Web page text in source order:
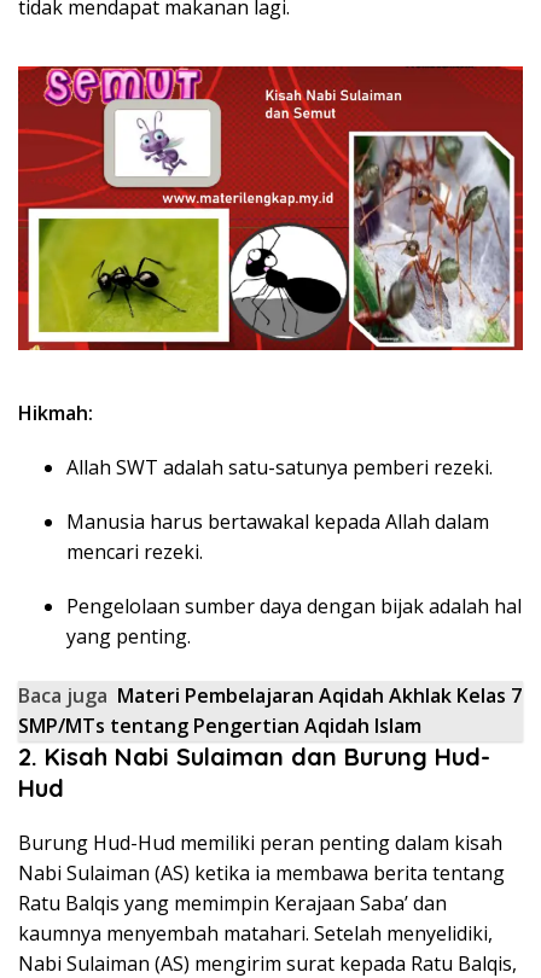
tidak mendapat makanan lagi.
Hikmah:
Allah SWT adalah satu-satunya pemberi rezeki.
Manusia harus bertawakal kepada Allah dalam
mencari rezeki.
Pengelolaan sumber daya dengan bijak adalah hal
yang penting.
Baca juga Materi Pembelajaran Aqidah Akhlak Kelas 7
SMP/MTs tentang Pengertian Aqidah Islam
2. Kisah Nabi Sulaiman dan Burung Hud-
Hud
Burung Hud-Hud memiliki peran penting dalam kisah
Nabi Sulaiman (AS) ketika ia membawa berita tentang
Ratu Balqis yang memimpin Kerajaan Saba’ dan
kaumnya menyembah matahari. Setelah menyelidiki,
Nabi Sulaiman (AS) mengirim surat kepada Ratu Balqis,